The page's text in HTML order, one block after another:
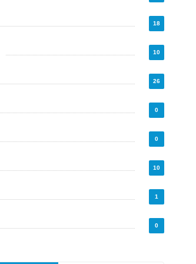
18
10
26
0
0
10
1
0